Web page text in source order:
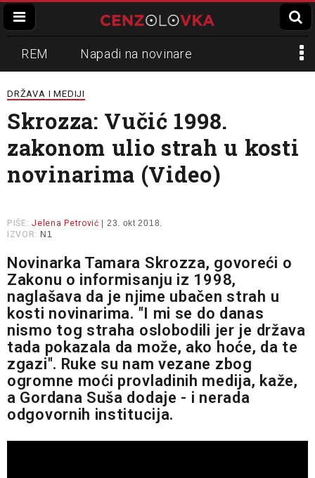
REM Napadi na novinare
Zvučni top
Propaganda Lokalni mediji
Informer Slavko Ćuruvija
DRŽAVA I MEDIJI
Skrozza: Vučić 1998.
zakonom ulio strah u kosti
novinarima (Video)
PIŠE: Jelena Petrović | 23. okt 2018.
IZVOR: N1
Novinarka Tamara Skrozza, govoreći o
Zakonu o informisanju iz 1998,
naglašava da je njime ubačen strah u
kosti novinarima. "I mi se do danas
nismo tog straha oslobodili jer je država
tada pokazala da može, ako hoće, da te
zgazi". Ruke su nam vezane zbog
ogromne moći provladinih medija, kaže,
a Gordana Suša dodaje - i nerada
odgovornih institucija.